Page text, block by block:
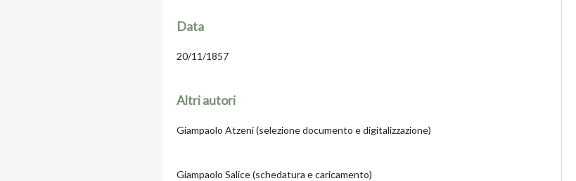
Data
20/11/1857
Altri autori
Giampaolo Atzeni (selezione documento e digitalizzazione)
Giampaolo Salice (schedatura e caricamento)